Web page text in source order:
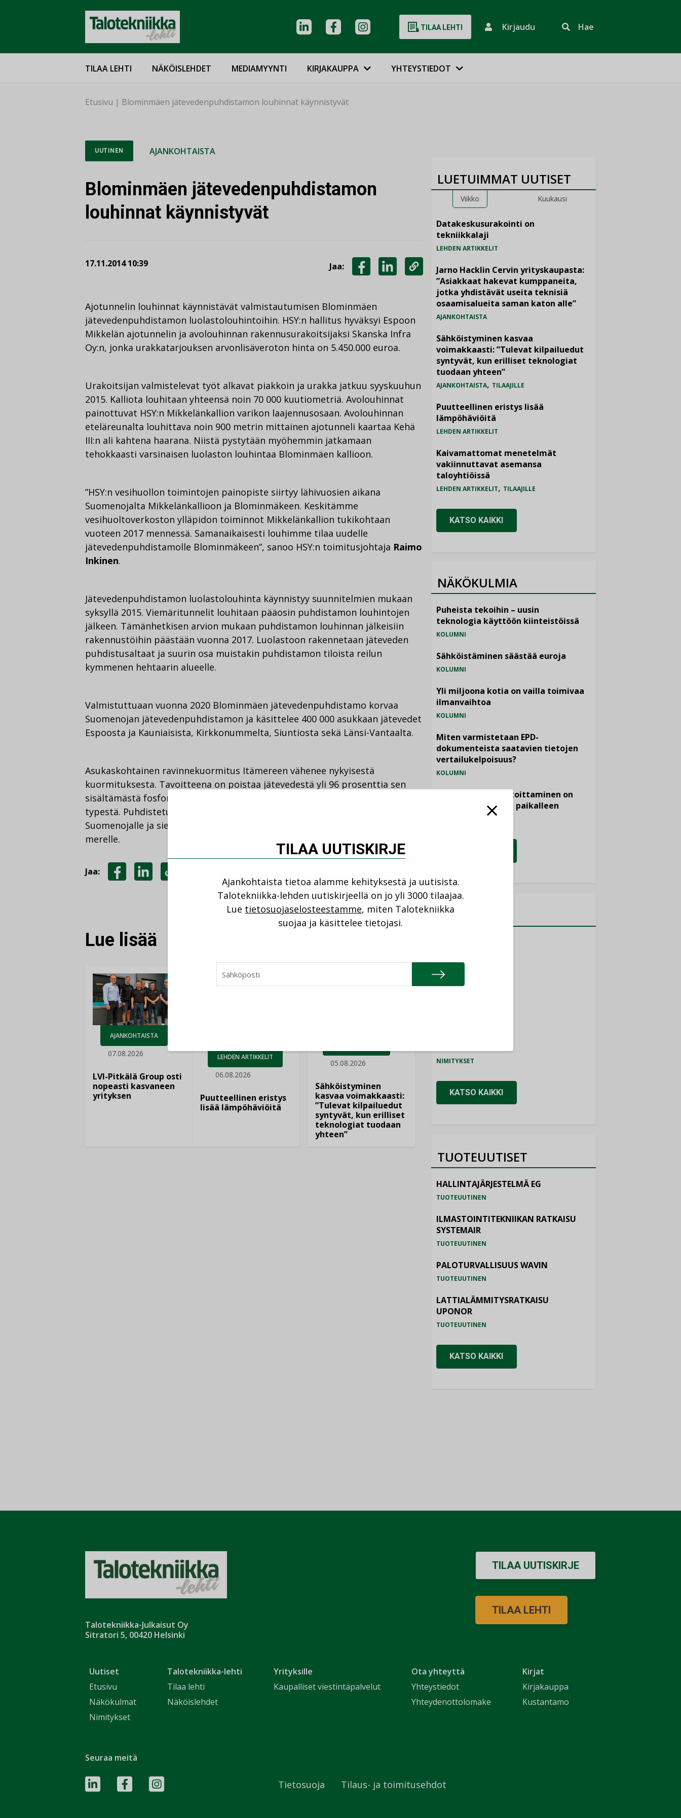
TILAA LEHTI Kirjaudu Hae
TILAA LEHTI NÄKÖISLEHDET MEDIAMYYNTI KIRJAKAUPPA YHTEYSTIEDOT
Etusivu | Blominmäen jätevedenpuhdistamon louhinnat käynnistyvät
UUTINEN AJANKOHTAISTA
Blominmäen jätevedenpuhdistamon
louhinnat käynnistyvät
17.11.2014 10:39 Jaa:
LINKEDINISSÄ
KOPIOI
LINKKI
Ajotunnelin louhinnat käynnistävät valmistautumisen Blominmäen
jätevedenpuhdistamon luolastolouhintoihin. HSY:n hallitus hyväksyi Espoon
Mikkelän ajotunnelin ja avolouhinnan rakennusurakoitsijaksi Skanska Infra
Oy:n, jonka urakkatarjouksen arvonlisäveroton hinta on 5.450.000 euroa.
Urakoitsijan valmistelevat työt alkavat piakkoin ja urakka jatkuu syyskuuhun
2015. Kalliota louhitaan yhteensä noin 70 000 kuutiometriä. Avolouhinnat
painottuvat HSY:n Mikkelänkallion varikon laajennusosaan. Avolouhinnan
eteläreunalta louhittava noin 900 metrin mittainen ajotunneli kaartaa Kehä
III:n ali kahtena haarana. Niistä pystytään myöhemmin jatkamaan
tehokkaasti varsinaisen luolaston louhintaa Blominmäen kallioon.
”HSY:n vesihuollon toimintojen painopiste siirtyy lähivuosien aikana
Suomenojalta Mikkelänkallioon ja Blominmäkeen. Keskitämme
vesihuoltoverkoston ylläpidon toiminnot Mikkelänkallion tukikohtaan
vuoteen 2017 mennessä. Samanaikaisesti louhimme tilaa uudelle
jätevedenpuhdistamolle Blominmäkeen”, sanoo HSY:n toimitusjohtaja Raimo
Inkinen.
Jätevedenpuhdistamon luolastolouhinta käynnistyy suunnitelmien mukaan
syksyllä 2015. Viemäritunnelit louhitaan pääosin puhdistamon louhintojen
jälkeen. Tämänhetkisen arvion mukaan puhdistamon louhinnan jälkeisiin
rakennustöihin päästään vuonna 2017. Luolastoon rakennetaan jäteveden
puhdistusaltaat ja suurin osa muistakin puhdistamon tiloista reilun
kymmenen hehtaarin alueelle.
Valmistuttuaan vuonna 2020 Blominmäen jätevedenpuhdistamo korvaa
Suomenojan jätevedenpuhdistamon ja käsittelee 400 000 asukkaan jätevedet
Espoosta ja Kauniaisista, Kirkkonummelta, Siuntiosta sekä Länsi-Vantaalta.
Asukaskohtainen ravinnekuormitus Itämereen vähenee nykyisestä
kuormituksesta. Tavoitteena on poistaa jätevedestä yli 96 prosenttia sen
sisältämästä fosforista ja orgaanisesta aineesta sekä yli 90 prosenttia
typestä. Puhdistetut jätevedet johdetaan uudessa purkutunnelissa ensin
Suomenojalle ja sieltä vanhassa tunnelissa seitsemän kilometrin päähän
merelle.
Jaa:
Lue lisää
AJANKOHTAISTA
07.08.2026
LVI-Pitkälä Group osti
nopeasti kasvaneen
yrityksen
LEHDEN ARTIKKELIT
06.08.2026
Puutteellinen eristys
lisää lämpöhäviöitä
05.08.2026
Sähköistyminen
kasvaa voimakkaasti:
”Tulevat kilpailuedut
syntyvät, kun erilliset
teknologiat tuodaan
yhteen”
LUETUIMMAT UUTISET
Viikko Kuukausi
Datakeskusurakointi on
tekniikkalaji
LEHDEN ARTIKKELIT
Jarno Hacklin Cervin yrityskaupasta:
”Asiakkaat hakevat kumppaneita,
jotka yhdistävät useita teknisiä
osaamisalueita saman katon alle”
AJANKOHTAISTA
Sähköistyminen kasvaa
voimakkaasti: ”Tulevat kilpailuedut
syntyvät, kun erilliset teknologiat
tuodaan yhteen”
AJANKOHTAISTA, TILAAJILLE
Puutteellinen eristys lisää
lämpöhäviöitä
LEHDEN ARTIKKELIT
Kaivamattomat menetelmät
vakiinnuttavat asemansa
taloyhtiöissä
LEHDEN ARTIKKELIT, TILAAJILLE
KATSO KAIKKI
NÄKÖKULMIA
Puheista tekoihin – uusin
teknologia käyttöön kiinteistöissä
KOLUMNI
Sähköistäminen säästää euroja
KOLUMNI
Yli miljoona kotia on vailla toimivaa
ilmanvaihtoa
KOLUMNI
Miten varmistetaan EPD-
dokumenteista saatavien tietojen
vertailukelpoisuus?
KOLUMNI
Vesi- ja viemärimitoittaminen on
jämähtänyt ajassa paikalleen
NIMITYKSET
Refair
NIMITYKSET
KATSO KAIKKI
TUOTEUUTISET
HALLINTAJÄRJESTELMÄ EG
TUOTEUUTINEN
ILMASTOINTITEKNIIKAN RATKAISU
SYSTEMAIR
TUOTEUUTINEN
PALOTURVALLISUUS WAVIN
TUOTEUUTINEN
LATTIALÄMMITYSRATKAISU
UPONOR
TUOTEUUTINEN
KATSO KAIKKI
Talotekniikka-Julkaisut Oy
Sitratori 5, 00420 Helsinki
Uutiset
Etusivu
Näkökulmat
Nimitykset
Talotekniikka-lehti
Tilaa lehti
Näköislehdet
Yrityksille
Kaupalliset viestintäpalvelut
Ota yhteyttä
Yhteystiedot
Yhteydenottolomake
Kirjat
Kirjakauppa
Kustantamo
TILAA UUTISKIRJE
TILAA LEHTI
Seuraa meitä
Tietosuoja Tilaus- ja toimitusehdot
TILAA UUTISKIRJE
Ajankohtaista tietoa alamme kehityksestä ja uutisista.
Talotekniikka-lehden uutiskirjeellä on jo yli 3000 tilaajaa.
Lue tietosuojaselosteestamme, miten Talotekniikka
suojaa ja käsittelee tietojasi.